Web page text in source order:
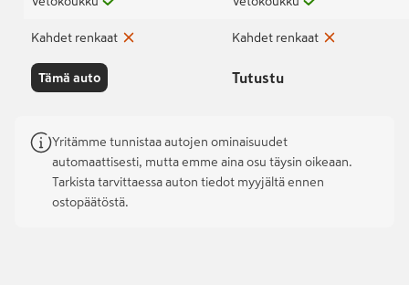
Kahdet renkaat
Tämä auto
Kahdet renkaat
Tutustu
Yritämme tunnistaa autojen ominaisuudet
automaattisesti, mutta emme aina osu täysin oikeaan.
Tarkista tarvittaessa auton tiedot myyjältä ennen
ostopäätöstä.